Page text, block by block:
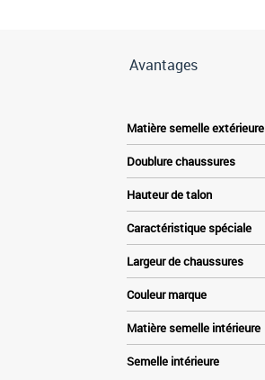
Avantages
Matière semelle extérieure
Doublure chaussures
Hauteur de talon
Caractéristique spéciale
Largeur de chaussures
Couleur marque
Matière semelle intérieure
Semelle intérieure